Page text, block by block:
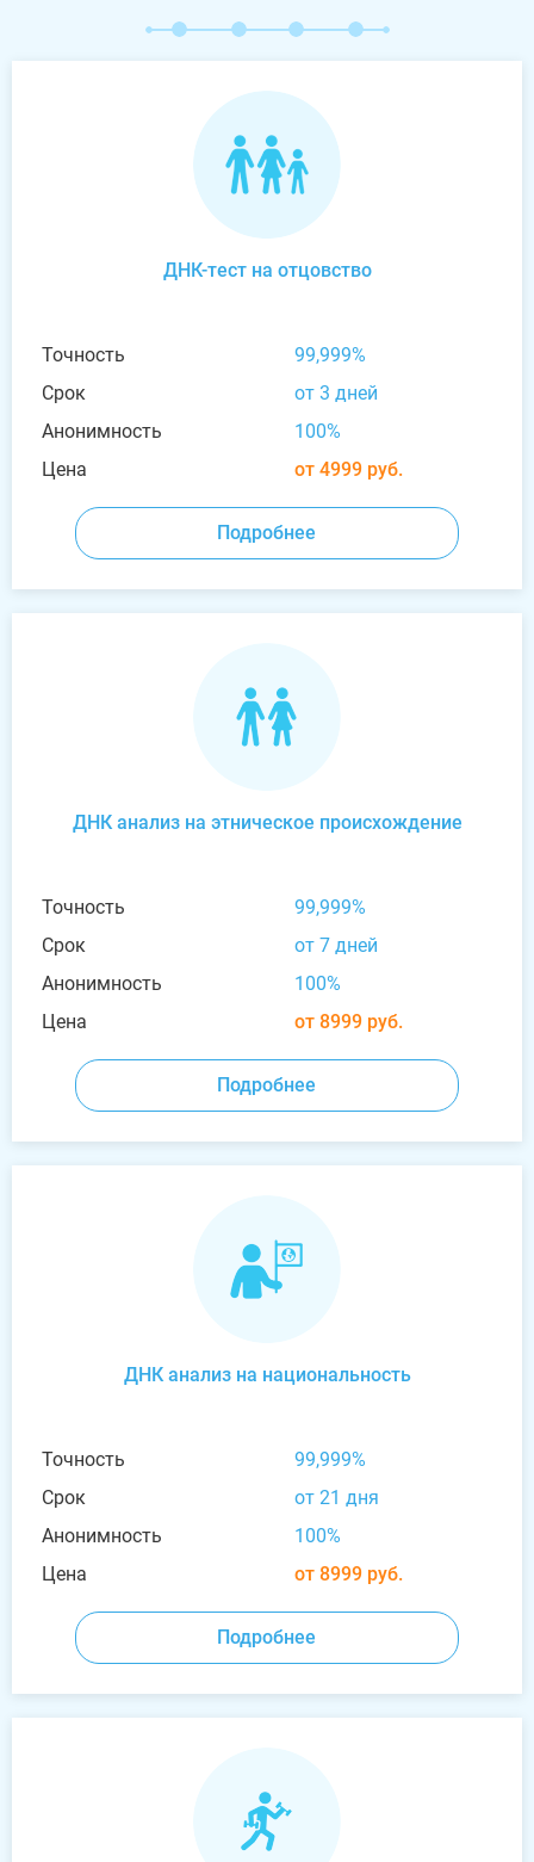
ДНК-тест на отцовство
Точность
99,999%
Срок
от 3 дней
Анонимность
100%
Цена
от 4999 руб.
Подробнее
ДНК анализ на этническое происхождение
Точность
99,999%
Срок
от 7 дней
Анонимность
100%
Цена
от 8999 руб.
Подробнее
ДНК анализ на национальность
Точность
99,999%
Срок
от 21 дня
Анонимность
100%
Цена
от 8999 руб.
Подробнее